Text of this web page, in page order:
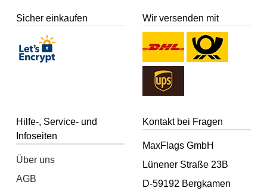
Sicher einkaufen Wir versenden mit
Hilfe-, Service- und
Infoseiten
Über uns
AGB
Kontakt bei Fragen
MaxFlags GmbH
Lünener Straße 23B
D-59192 Bergkamen